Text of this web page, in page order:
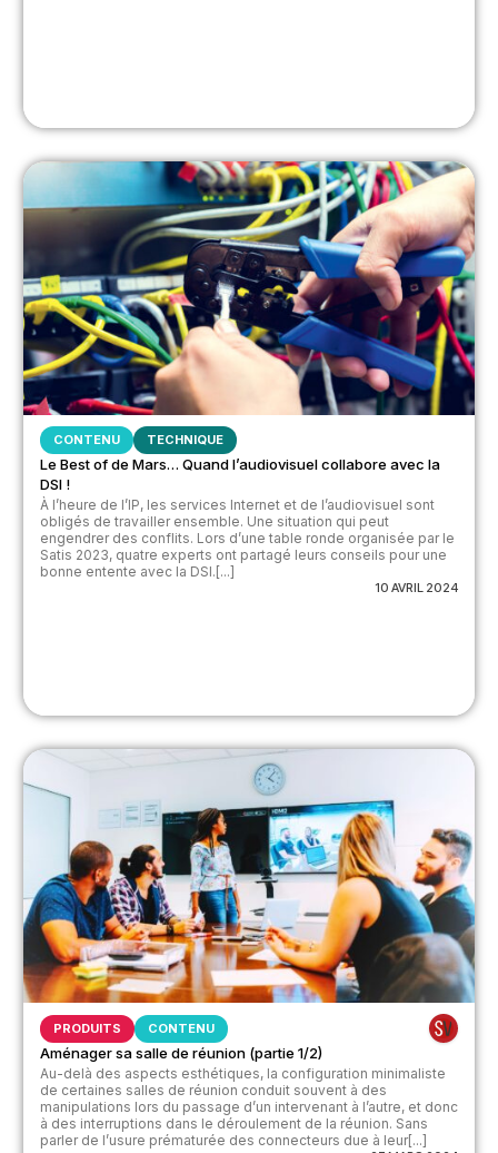
CONTENU TECHNIQUE
Le Best of de Mars… Quand l’audiovisuel collabore avec la
DSI !
À l’heure de l’IP, les services Internet et de l’audiovisuel sont
obligés de travailler ensemble. Une situation qui peut
engendrer des conflits. Lors d’une table ronde organisée par le
Satis 2023, quatre experts ont partagé leurs conseils pour une
bonne entente avec la DSI.[...]
10 AVRIL 2024
PRODUITS CONTENU
Aménager sa salle de réunion (partie 1/2)
Au-delà des aspects esthétiques, la configuration minimaliste
de certaines salles de réunion conduit souvent à des
manipulations lors du passage d’un intervenant à l’autre, et donc
à des interruptions dans le déroulement de la réunion. Sans
parler de l’usure prématurée des connecteurs due à leur[...]